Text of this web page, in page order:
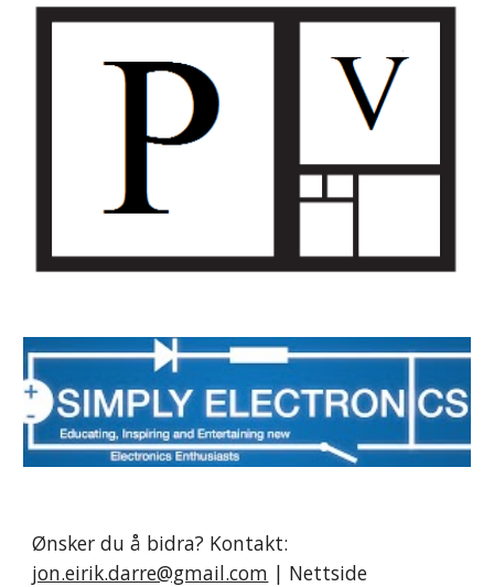
Ønsker du å bidra? Kontakt:
jon.eirik.darre@gmail.com | Nettside